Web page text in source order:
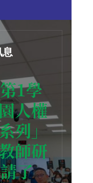
息
1學
人權
列」
師研
了